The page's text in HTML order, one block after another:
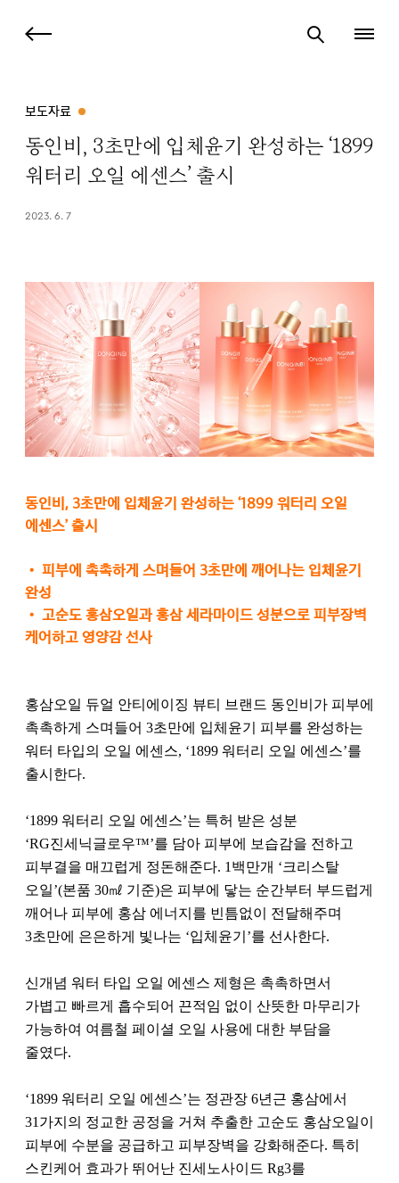
보도자료
동인비, 3초만에 입체윤기 완성하는 ‘1899
워터리 오일 에센스’ 출시
2023. 6. 7
동인비, 3초만에 입체윤기 완성하는 ‘1899 워터리 오일
에센스’ 출시
• 피부에 촉촉하게 스며들어 3초만에 깨어나는 입체윤기
완성
•
고순도 홍삼오일과 홍삼 세라마이드 성분으로 피부장벽
케어하고 영양감 선사
홍삼오일 듀얼 안티에이징 뷰티 브랜드 동인비가 피부에
촉촉하게 스며들어 3초만에 입체윤기 피부를 완성하는
워터 타입의 오일 에센스, ‘1899 워터리 오일 에센스’를
출시한다.
‘1899 워터리 오일 에센스’는 특허 받은 성분
‘RG진세닉글로우™’를 담아 피부에 보습감을 전하고
피부결을 매끄럽게 정돈해준다. 1백만개 ‘크리스탈
오일’(본품 30㎖ 기준)은 피부에 닿는 순간부터 부드럽게
깨어나 피부에 홍삼 에너지를 빈틈없이 전달해주며
3초만에 은은하게 빛나는 ‘입체윤기’를 선사한다.
신개념 워터 타입 오일 에센스 제형은 촉촉하면서
가볍고 빠르게 흡수되어 끈적임 없이 산뜻한 마무리가
가능하여 여름철 페이셜 오일 사용에 대한 부담을
줄였다.
‘1899 워터리 오일 에센스’는 정관장 6년근 홍삼에서
31가지의 정교한 공정을 거쳐 추출한 고순도 홍삼오일이
피부에 수분을 공급하고 피부장벽을 강화해준다. 특히
스킨케어 효과가 뛰어난 진세노사이드 Rg3를